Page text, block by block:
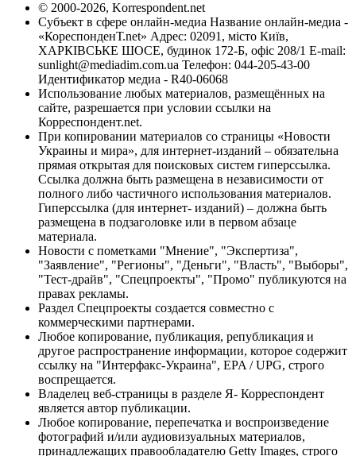
© 2000-2026, Korrespondent.net
Субъект в сфере онлайн-медиа Название онлайн-медиа -
«КореспонденТ.net» Адрес: 02091, місто Київ,
ХАРКІВСЬКЕ ШОСЕ, будинок 172-Б, офіс 208/1 E-mail:
sunlight@mediadim.com.ua Телефон: 044-205-43-00
Идентификатор медиа - R40-06068
Использование любых материалов, размещённых на
сайте, разрешается при условии ссылки на
Корреспондент.net.
При копировании материалов со страницы «Новости
Украины и мира», для интернет-изданий – обязательна
прямая открытая для поисковых систем гиперссылка.
Ссылка должна быть размещена в независимости от
полного либо частичного использования материалов.
Гиперссылка (для интернет- изданий) – должна быть
размещена в подзаголовке или в первом абзаце
материала.
Новости с пометками "Мнение", "Экспертиза",
"Заявление", "Регионы", "Деньги", "Власть", "Выборы",
"Тест-драйв", "Спецпроекты", "Промо" публикуются на
правах рекламы.
Раздел Спецпроекты создается совместно с
коммерческими партнерами.
Любое копирование, публикация, републикация и
другое распространение информации, которое содержит
ссылку на "Интерфакс-Украина", EPA / UPG, строго
воспрещается.
Владелец веб-страницы в разделе Я- Корреспондент
является автор публикации.
Любое копирование, перепечатка и воспроизведение
фотографий и/или аудиовизуальных материалов,
принадлежащих правообладателю Getty Images, строго